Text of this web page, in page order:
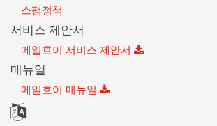
스팸정책
서비스 제안서
메일호이 서비스 제안서
매뉴얼
메일호이 매뉴얼